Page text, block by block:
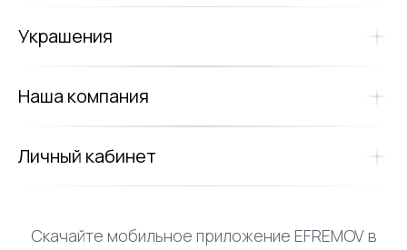
Украшения
Наша компания
Личный кабинет
Скачайте мобильное приложение EFREMOV в